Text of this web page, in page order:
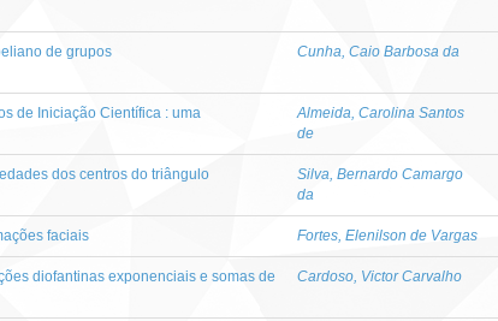
de grupos Cunha, Caio Barbosa da
de Iniciação Científica : uma
Almeida, Carolina Santos
de
dos centros do triângulo
Silva, Bernardo Camargo
da
faciais Fortes, Elenilson de Vargas
diofantinas exponenciais e somas de
Cardoso, Victor Carvalho